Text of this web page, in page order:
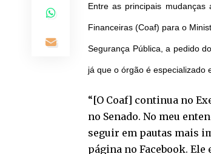
Entre as principais
Financeiras (Coaf) para o
Segurança Pública, a pedido
já que o órgão é especializado
“[O Coaf] continua no
no Senado. No meu
seguir em pautas mais
página no Facebook.